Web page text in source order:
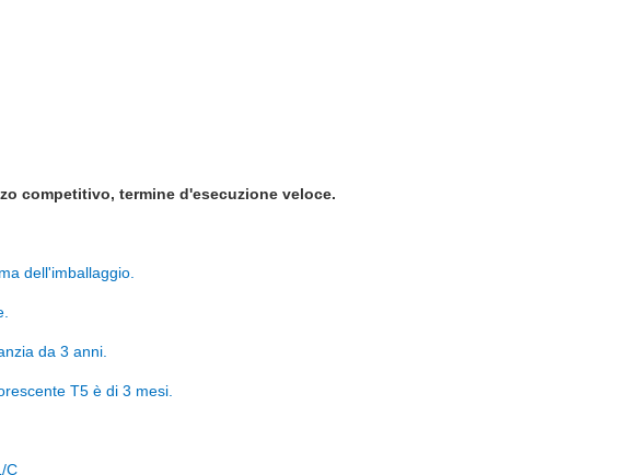
competitivo, termine d'esecuzione veloce.
dell'imballaggio.
da 3 anni.
T5 è di 3 mesi.
C